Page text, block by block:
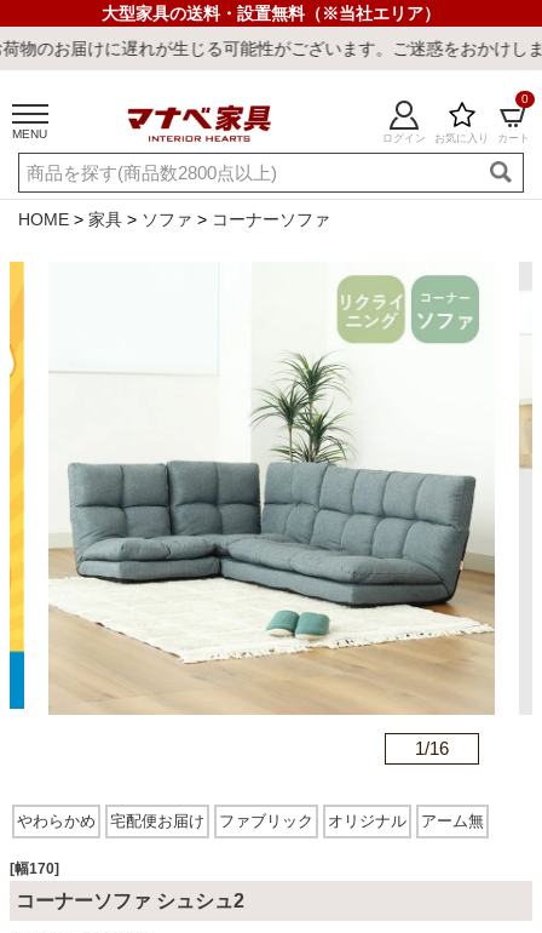
大型家具の送料・設置無料（※当社エリア）
遅れが生じる可能性がございます。ご迷惑をおかけしまして誠に申
MENU ログイン お気に入り カート
0
ご利用ガイド 新規会員登録
店舗一覧 閲覧履歴
最短発送 冷感ラグ 冷感寝具 ワークデスク ウィルトンラ
ソファ
HOME 家具 ソファ コーナーソファ
1/16
宅配便お届け ファブリック オリジナル アーム無
リクライニング
やわらかめ
[幅170]
コーナーソファ シュシュ2